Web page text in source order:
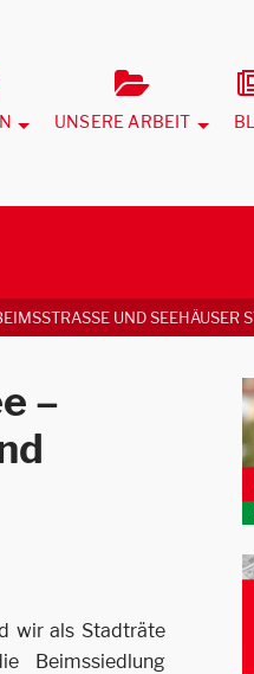
UNSERE ARBEIT
UND SEEHÄUSER
–
wir als Stadträte
Beimssiedlung